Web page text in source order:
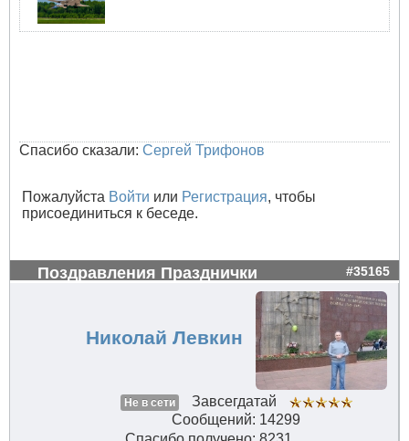
Спасибо сказали: Сергей Трифонов
Пожалуйста Войти или Регистрация, чтобы
присоединиться к беседе.
Поздравления Празднички #35165
Николай Левкин
Не в сети
Завсегдатай
Сообщений: 14299